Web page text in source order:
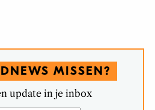
MISSEN?
update in je inbox